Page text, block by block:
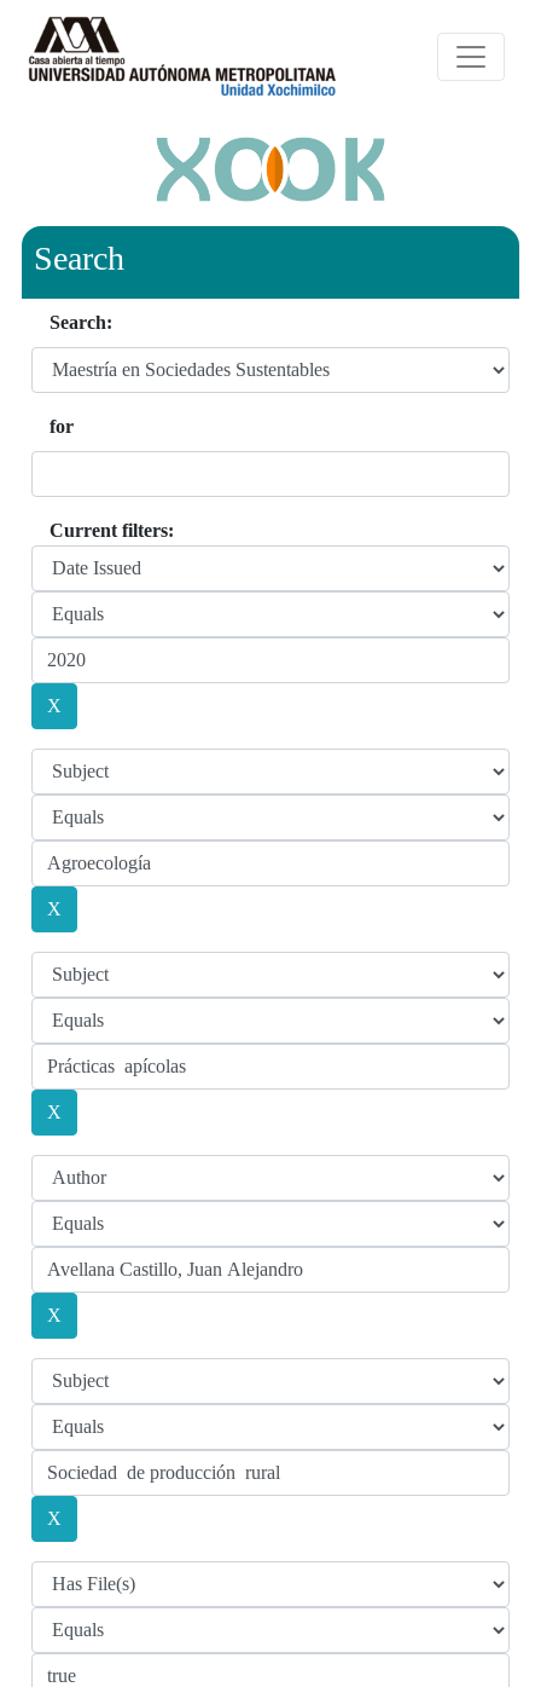
Search
Search:
for
Current filters: